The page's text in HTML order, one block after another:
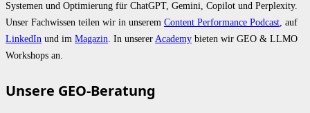
Systemen und Optimierung für ChatGPT, Gemini, Copilot und Perplexity.
Unser Fachwissen teilen wir in unserem Content Performance Podcast , auf
LinkedIn und im Magazin . In unserer Academy bieten wir GEO & LLMO
Workshops an.
Unsere GEO-Beratung